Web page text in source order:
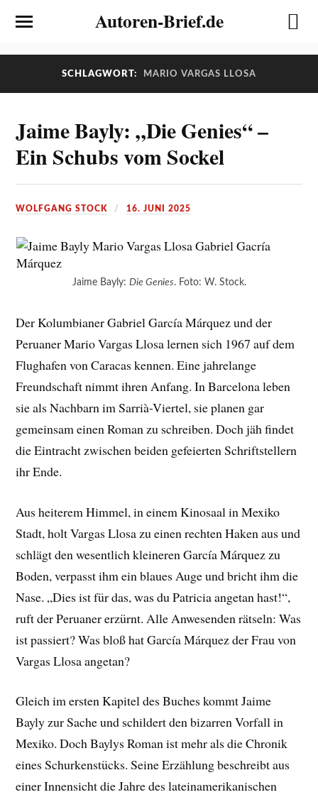
Autoren-Brief.de
SCHLAGWORT: MARIO VARGAS LLOSA
Jaime Bayly: „Die Genies“ –
Ein Schubs vom Sockel
WOLFGANG STOCK 16. JUNI 2025
Jaime Bayly: Die Genies. Foto: W. Stock.
Der Kolumbianer Gabriel García Márquez und der
Peruaner Mario Vargas Llosa lernen sich 1967 auf dem
Flughafen von Caracas kennen. Eine jahrelange
Freundschaft nimmt ihren Anfang. In Barcelona leben
sie als Nachbarn im Sarrià-Viertel, sie planen gar
gemeinsam einen Roman zu schreiben. Doch jäh findet
die Eintracht zwischen beiden gefeierten Schriftstellern
ihr Ende.
Aus heiterem Himmel, in einem Kinosaal in Mexiko
Stadt, holt Vargas Llosa zu einen rechten Haken aus und
schlägt den wesentlich kleineren García Márquez zu
Boden, verpasst ihm ein blaues Auge und bricht ihm die
Nase. „Dies ist für das, was du Patricia angetan hast!“,
ruft der Peruaner erzürnt. Alle Anwesenden rätseln: Was
ist passiert? Was bloß hat García Márquez der Frau von
Vargas Llosa angetan?
Gleich im ersten Kapitel des Buches kommt Jaime
Bayly zur Sache und schildert den bizarren Vorfall in
Mexiko. Doch Baylys Roman ist mehr als die Chronik
eines Schurkenstücks. Seine Erzählung beschreibt aus
einer Innensicht die Jahre des lateinamerikanischen